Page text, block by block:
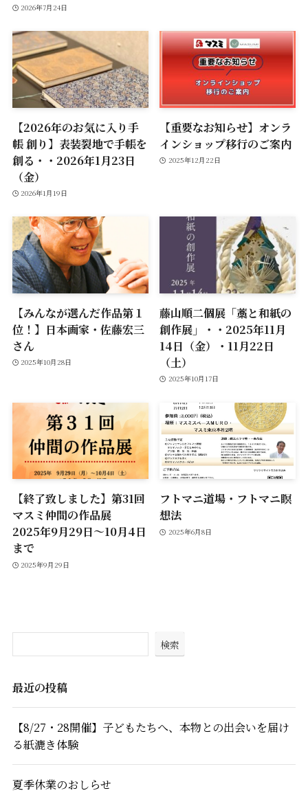
2026年7月24日
【2026年のお気に入り手
帳 創り】表装裂地で手帳を
創る・・2026年1月23日
（金）
2026年1月19日
【重要なお知らせ】オンラ
インショップ移行のご案内
2025年12月22日
【みんなが選んだ作品第１
位！】日本画家・佐藤宏三
さん
2025年10月28日
藤山順二個展「藁と和紙の
創作展」・・2025年11月
14日（金）・11月22日
（土）
2025年10月17日
【終了致しました】第31回
マスミ仲間の作品展
2025年9月29日～10月4日
まで
2025年9月29日
フトマニ道場・フトマニ瞑
想法
2025年6月8日
検索
最近の投稿
【8/27・28開催】子どもたちへ、本物との出会いを届け
る紙漉き体験
夏季休業のおしらせ